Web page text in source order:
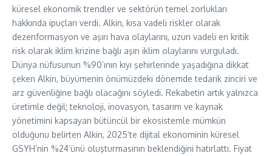
küresel ekonomik trendler ve sektörün temel zorlukları
hakkında ipuçları verdi. Alkin, kısa vadeli riskler olarak
dezenformasyon ve aşırı hava olaylarını, uzun vadeli en kritik
risk olarak iklim krizine bağlı aşırı iklim olaylarını vurguladı.
Dünya nüfusunun %90’ının kıyı şehirlerinde yaşadığına dikkat
çeken Alkin, büyümenin önümüzdeki dönemde tedarik zinciri ve
arz güvenliğine bağlı olacağını söyledi. Rekabetin artık yalnızca
üretimle değil; teknoloji, inovasyon, tasarım ve kaynak
yönetimini kapsayan bütüncül bir ekosistemle mümkün
olduğunu belirten Alkin, 2025’te dijital ekonominin küresel
GSYH’nin %24’ünü oluşturmasının beklendiğini hatırlattı. Fiyat